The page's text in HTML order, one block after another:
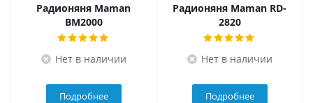
Радионяня Maman
BM2000
Нет в наличии
Подробнее
Радионяня Maman RD-
2820
Нет в наличии
Подробнее